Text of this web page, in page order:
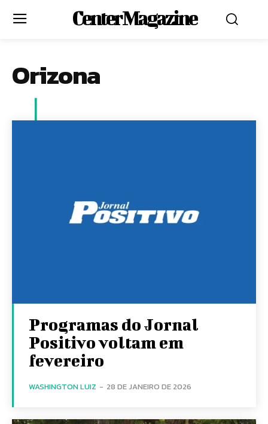
Center Magazine
Orizona
Programas do Jornal
Positivo voltam em
fevereiro
WASHINGTON LUIZ - 28 DE JANEIRO DE 2026